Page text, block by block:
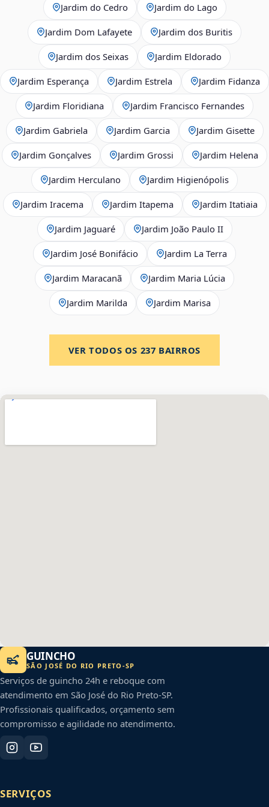
Jardim do Cedro Jardim do Lago
Jardim Dom Lafayete Jardim dos Buritis
Jardim dos Seixas Jardim Eldorado
Jardim Esperança Jardim Estrela Jardim Fidanza
Jardim Floridiana Jardim Francisco Fernandes
Jardim Gabriela Jardim Garcia Jardim Gisette
Jardim Gonçalves Jardim Grossi Jardim Helena
Jardim Herculano Jardim Higienópolis
Jardim Iracema Jardim Itapema Jardim Itatiaia
Jardim Jaguaré Jardim João Paulo II
Jardim José Bonifácio Jardim La Terra
Jardim Maracanã Jardim Maria Lúcia
Jardim Marilda Jardim Marisa
VER TODOS OS 237 BAIRROS
GUINCHO
SÃO JOSÉ DO RIO PRETO -SP
Serviços de guincho 24h e reboque com
atendimento em São José do Rio Preto-SP.
Profissionais qualificados, orçamento sem
compromisso e agilidade no atendimento.
SERVIÇOS